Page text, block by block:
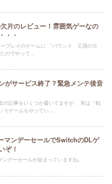
片のレビュー！雰囲気ゲーなの
・・
プレイのゲームに 「バウンド 王国の欠
のでやって...
がサービス終了？緊急メンテ後音
の記事をいくつか書いてますが、 実は「戦
ゲームもやってい...
マンデーセールでSwitchのDLゲ
ぞ！
デーセールが始まっていますね。